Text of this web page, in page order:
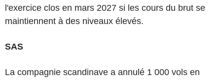
l'exercice clos en mars 2027 si les cours du brut se
maintiennent à des niveaux élevés.
SAS
La compagnie scandinave a annulé 1 000 vols en